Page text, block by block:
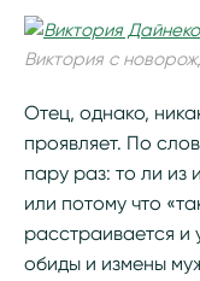
Виктория с
Отец, однако,
проявляет. По
пару раз: то ли из
или потому что
расстраивается
обиды и измены